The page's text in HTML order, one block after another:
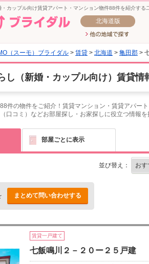
カップル向け賃貸アパート・マンション物件88件を紹介する
北海道版
（スーモ）ブライダル > 賃貸 > 北海道 > 亀田郡 >
し（新婚・カップル向け）賃貸情
件の物件をご紹介！賃貸マンション・賃貸アパー
口コミ）などお部屋探し・お家探しに役立つ情報
部屋ごとに表示
並び替え：
まとめて問い合わせする
賃貸一戸建て
七飯鳴川２－２０ー２５戸建